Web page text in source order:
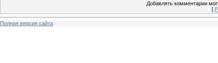
Добавлять комментарии
[
Полная версия сайта